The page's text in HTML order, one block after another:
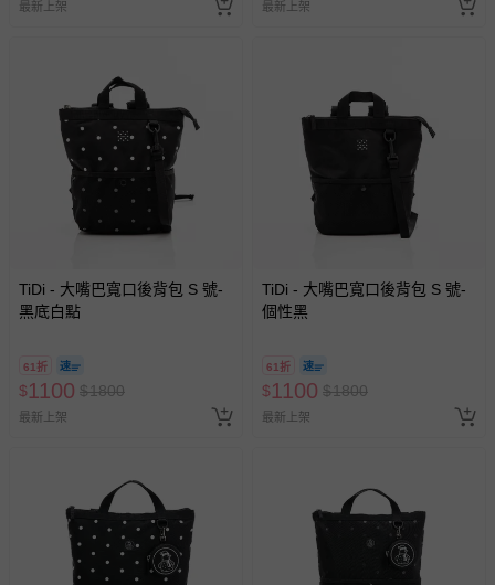
最新上架 最新上架
TiDi - 大嘴巴寬口後背包 S 號-
黑底白點
61折
$1100 $1800
最新上架
TiDi - 大嘴巴寬口後背包 S 號-
個性黑
61折
$1100 $1800
最新上架